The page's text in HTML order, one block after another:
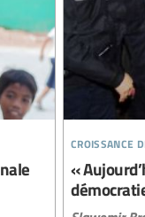
croissance
«